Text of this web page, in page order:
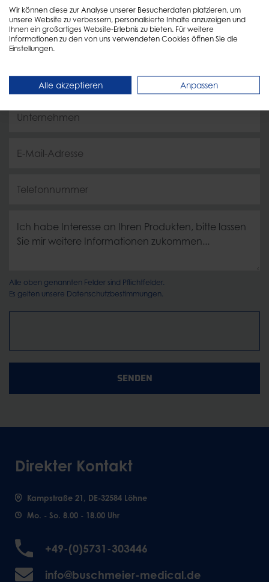
Füllen Sie einfach das Formular aus und wir melden
uns schnellstmöglich zurück!
Alle oben genannten Felder sind Pflichtfelder.
Es gelten unsere Datenschutzbestimmungen.
SENDEN
Direkter Kontakt
Kampstraße 21, DE-32584 Löhne
Mo. - So. 8.00 - 18.00 Uhr
+49-(0)5731-303446
info@buschmeier-medical.de
Wir können diese zur Analyse unserer Besucherdaten platzieren, um
unsere Website zu verbessern, personalisierte Inhalte anzuzeigen und
Ihnen ein großartiges Website-Erlebnis zu bieten. Für weitere
Informationen zu den von uns verwendeten Cookies öffnen Sie die
Einstellungen.
Alle akzeptieren Anpassen